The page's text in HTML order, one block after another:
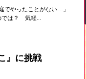
でやったことがない…」
では？ 気軽...
』に挑戦